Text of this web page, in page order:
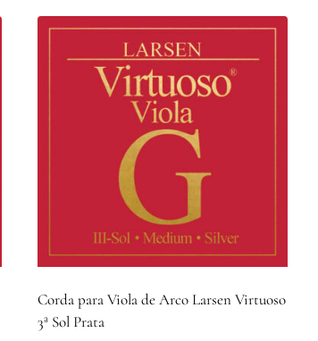
Corda para Viola de Arco Larsen Virtuoso
3ª Sol Prata